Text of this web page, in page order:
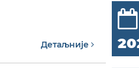
Детаљније